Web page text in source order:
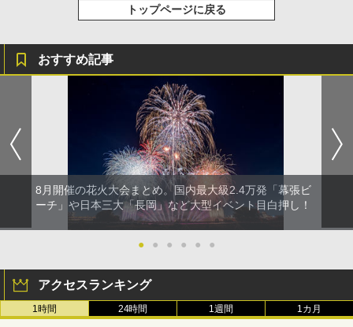
トップページに戻る
おすすめ記事
8月開催の花火大会まとめ。国内最大級2.4万発「幕張ビ
ーチ」や日本三大「長岡」など大型イベント目白押し！
● ● ● ● ● ●
アクセスランキング
1時間 24時間 1週間 1カ月